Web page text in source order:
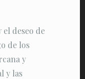
deseo de
de los
y
y las